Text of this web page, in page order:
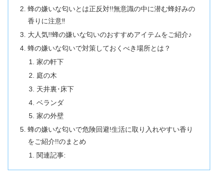
蜂の嫌いな匂いとは正反対!!無意識の中に潜む蜂好みの
香りに注意‼
大人気!!蜂の嫌いな匂いのおすすめアイテムをご紹介♪
蜂の嫌いな匂いで対策しておくべき場所とは？
家の軒下
庭の木
天井裏･床下
ベランダ
家の外壁
蜂の嫌いな匂いで危険回避!生活に取り入れやすい香り
をご紹介!!のまとめ
関連記事: